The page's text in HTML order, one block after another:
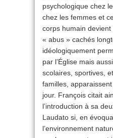
psychologique chez
chez les femmes et
corps humain
« abus » cachés
idéologiquement
par l’Église mais
scolaires, sportives,
familles,
jour. François citait
l’introduction à sa
Laudato si, en
l’environnement